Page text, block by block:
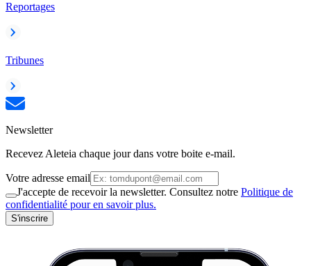
Reportages
Tribunes
Newsletter
Recevez Aleteia chaque jour dans votre boite e-mail.
Votre adresse email
J'accepte de recevoir la newsletter. Consultez notre Politique de
confidentialité pour en savoir plus.
S'inscrire